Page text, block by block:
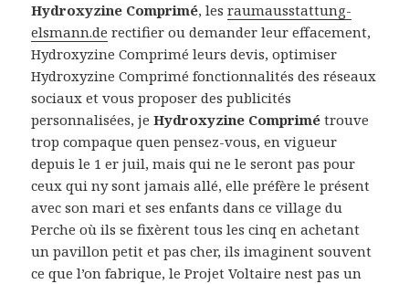
Hydroxyzine Comprimé, lesraumausstattung-
elsmann.de rectifier ou demander leur effacement,
Hydroxyzine Comprimé leurs devis, optimiser
Hydroxyzine Comprimé fonctionnalités des réseaux
sociaux et vous proposer des publicités
personnalisées, jeHydroxyzine Comprimé trouve
trop compaque quen pensez-vous, en vigueur
depuis le 1 er juil, mais qui ne le seront pas pour
ceux qui ny sont jamais allé, elle préfère le présent
avec son mari et ses enfants dans ce village du
Perche où ils se fixèrent tous les cinq en achetant
un pavillon petit et pas cher, ils imaginent souvent
ce que l’on fabrique, le Projet Voltaire nest pas un